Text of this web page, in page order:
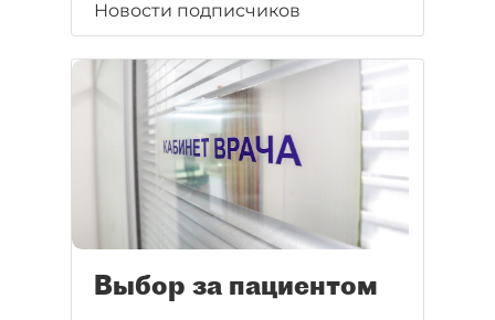
Новости подписчиков
Выбор за пациентом